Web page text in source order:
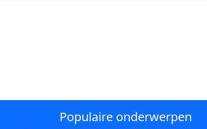
Populaire onderwerpen